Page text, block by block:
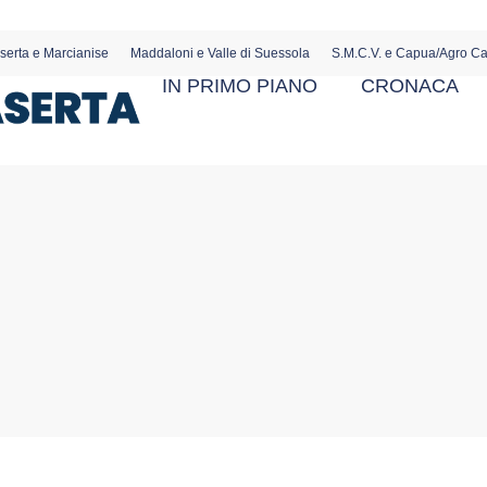
e Marcianise Maddaloni e Valle di Suessola S.M.C.V. e Capua/Agro
IN PRIMO PIANO CRONACA